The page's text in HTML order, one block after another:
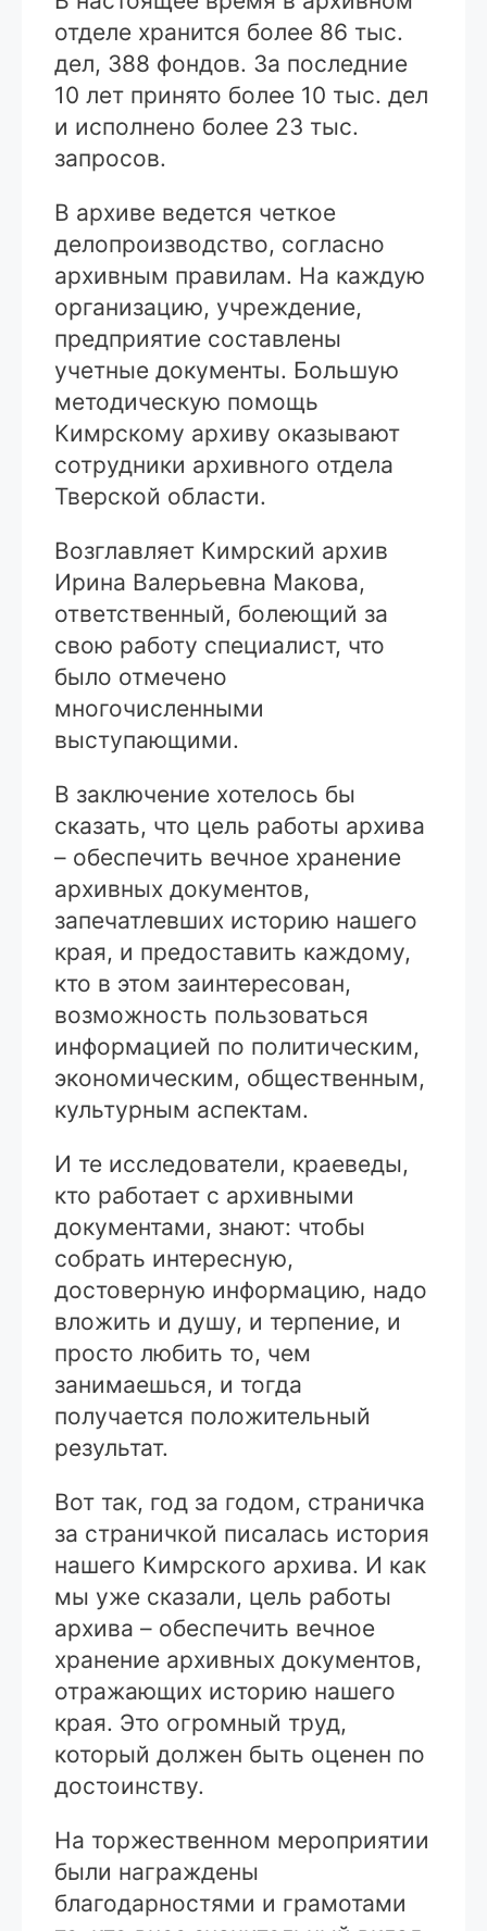
отделе хранится более 86 тыс.
дел, 388 фондов. За последние
10 лет принято более 10 тыс. дел
и исполнено более 23 тыс.
запросов.
В архиве ведется четкое
делопроизводство, согласно
архивным правилам. На каждую
организацию, учреждение,
предприятие составлены
учетные документы. Большую
методическую помощь
Кимрскому архиву оказывают
сотрудники архивного отдела
Тверской области.
Возглавляет Кимрский архив
Ирина Валерьевна Макова,
ответственный, болеющий за
свою работу специалист, что
было отмечено
многочисленными
выступающими.
В заключение хотелось бы
сказать, что цель работы архива
– обеспечить вечное хранение
архивных документов,
запечатлевших историю нашего
края, и предоставить каждому,
кто в этом заинтересован,
возможность пользоваться
информацией по политическим,
экономическим, общественным,
культурным аспектам.
И те исследователи, краеведы,
кто работает с архивными
документами, знают: чтобы
собрать интересную,
достоверную информацию, надо
вложить и душу, и терпение, и
просто любить то, чем
занимаешься, и тогда
получается положительный
результат.
Вот так, год за годом, страничка
за страничкой писалась история
нашего Кимрского архива. И как
мы уже сказали, цель работы
архива – обеспечить вечное
хранение архивных документов,
отражающих историю нашего
края. Это огромный труд,
который должен быть оценен по
достоинству.
На торжественном мероприятии
были награждены
благодарностями и грамотами